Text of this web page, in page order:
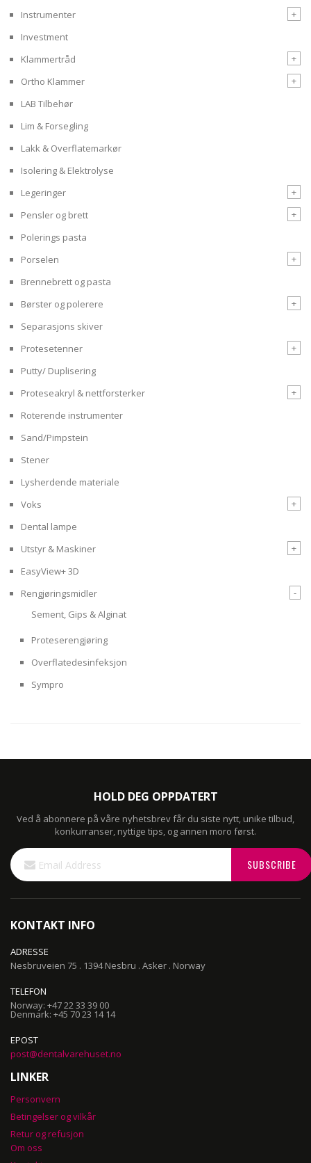
Instrumenter
+
Investment
Klammertråd
+
Ortho Klammer
+
LAB Tilbehør
Lim & Forsegling
Lakk & Overflatemarkør
Isolering & Elektrolyse
Legeringer
+
Pensler og brett
+
Polerings pasta
Porselen
+
Brennebrett og pasta
Børster og polerere
+
Separasjons skiver
Protesetenner
+
Putty/ Duplisering
Proteseakryl & nettforsterker
+
Roterende instrumenter
Sand/Pimpstein
Stener
Lysherdende materiale
Voks
+
Dental lampe
Utstyr & Maskiner
+
EasyView+ 3D
Rengjøringsmidler
-
Sement, Gips & Alginat
Proteserengjøring
Overflatedesinfeksjon
Sympro
HOLD DEG OPPDATERT
Ved å abonnere på våre nyhetsbrev får du siste nytt, unike tilbud,
konkurranser, nyttige tips, og annen moro først.
Sign
Up
for
SUBSCRIBE
KONTAKT INFO
ADRESSE
Nesbruveien 75 . 1394 Nesbru . Asker . Norway
TELEFON
Norway: +47 22 33 39 00
Denmark: +45 70 23 14 14
EPOST
post@dentalvarehuset.no
LINKER
Personvern
Betingelser og vilkår
Retur og refusjon
Om oss